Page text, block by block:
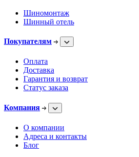
Шиномонтаж
Шинный отель
Покупателям
Оплата
Доставка
Гарантия и возврат
Статус заказа
Компания
О компании
Адреса и контакты
Блог